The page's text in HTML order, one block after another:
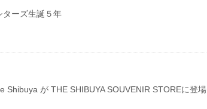
ターズ生誕５年
Shibuya が THE SHIBUYA SOUVENIR STOREに登場